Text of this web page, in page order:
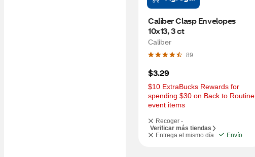
Caliber Clasp Envelopes
10x13, 3 ct
Caliber
89
$3.29
$10 ExtraBucks Rewards for
spending $30 on Back to Routine
event items
Recoger -
Verificar más tiendas
Entrega el mismo día
Envío